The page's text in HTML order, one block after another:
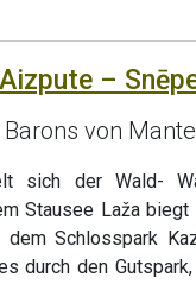
–
von
sich der Wald-
Stausee Laža
Schlosspark
durch den